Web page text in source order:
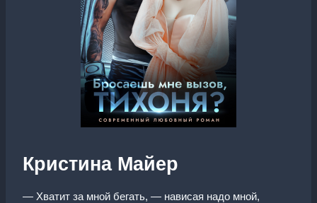
Кристина Майер
— Хватит за мной бегать, — нависая надо мной,